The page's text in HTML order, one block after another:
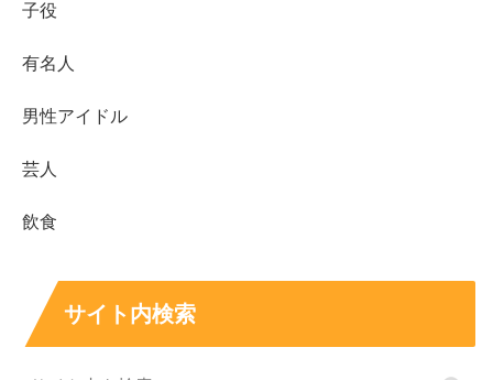
子役
有名人
男性アイドル
芸人
飲食
サイト内検索